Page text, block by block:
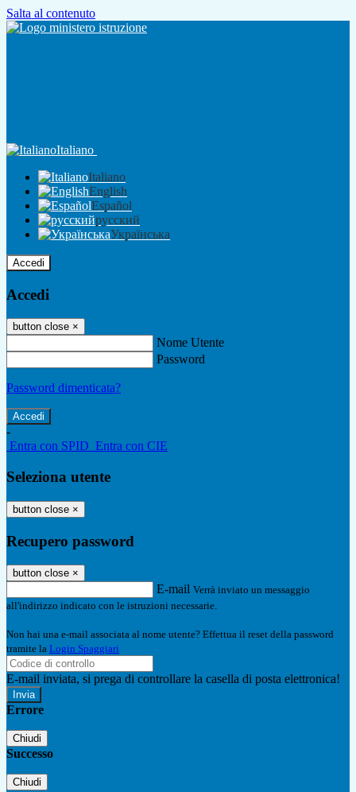
Salta al contenuto
Italiano
Italiano
English
Español
русский
Українська
Accedi
Accedi
button close ×
Nome Utente
Password
Password dimenticata?
-
Entra con SPID Entra con CIE
Seleziona utente
button close ×
Recupero password
button close ×
E-mail Verrà inviato un messaggio
all'indirizzo indicato con le istruzioni necessarie.
Non hai una e-mail associata al nome utente? Effettua il reset della password
tramite la Login Spaggiari
E-mail inviata, si prega di controllare la casella di posta elettronica!
Errore
Chiudi
Successo
Chiudi